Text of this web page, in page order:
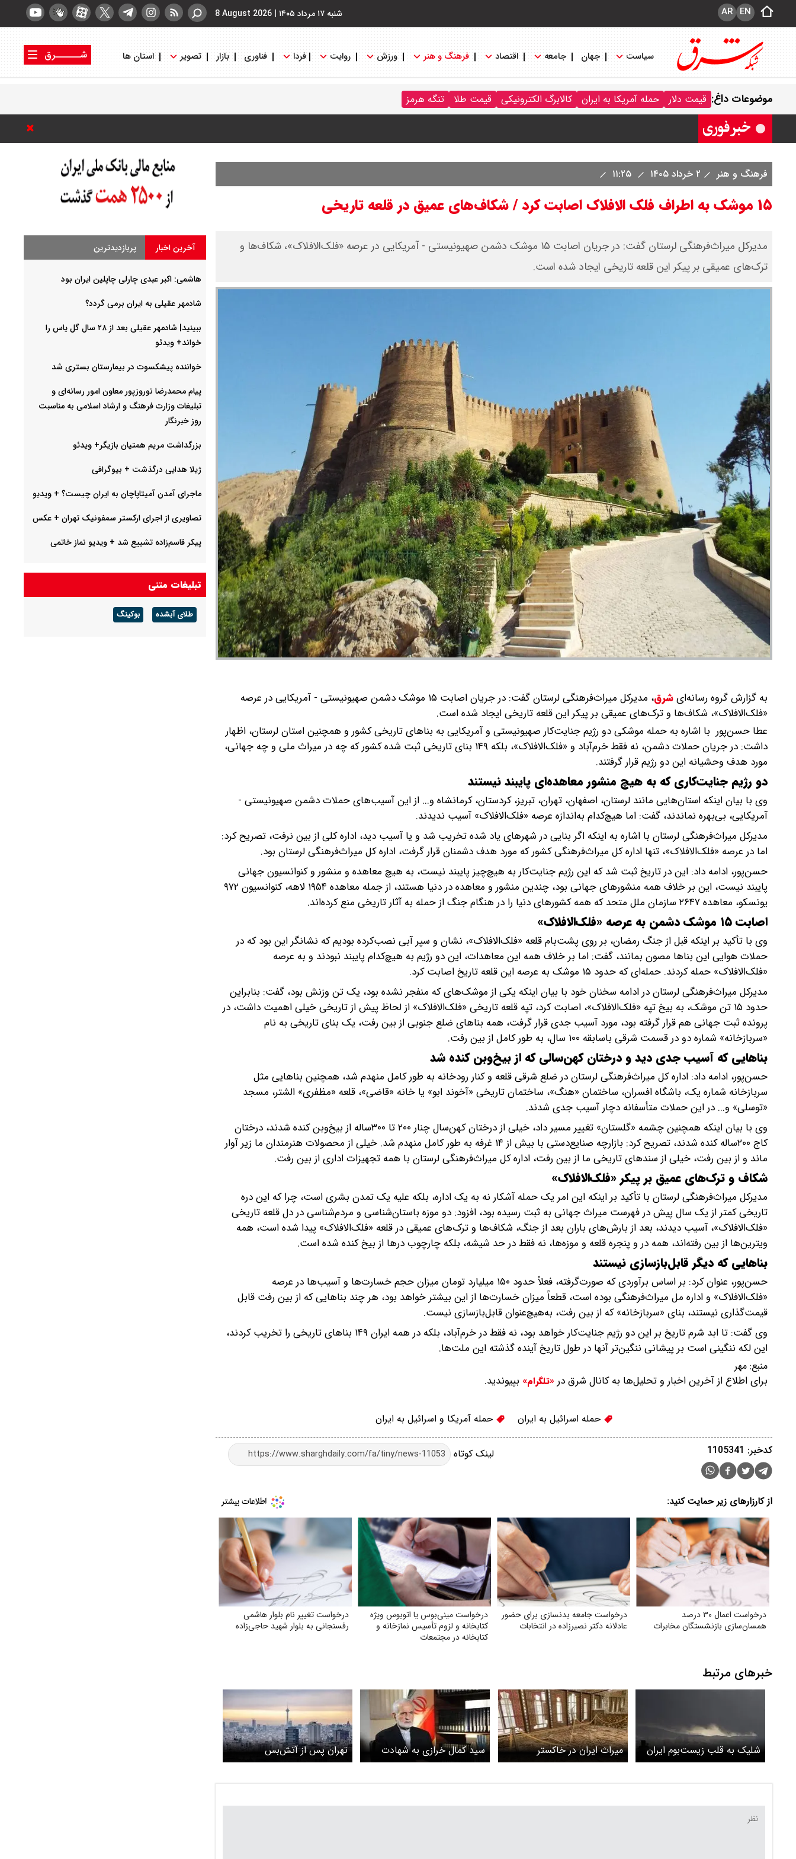
شنبه ۱۷ مرداد ۱۴۰۵ |
8 August 2026 EN
AR
سیاست جهان جامعه اقتصاد فرهنگ و هنر ورزش روایت فردا فناوری بازار تصویر استان ها
شــــــرق
موضوعات داغ: قیمت دلار حمله آمریکا به ایران کالابرگ الکترونیکی قیمت طلا تنگه هرمز
قیمت سکه پارسیان امروز شنبه ۱۷ مرداد ۱۴۰۵ / سکه پارسیان ۲۰۰ سوتی چند؟ + جدول
فرهنگ و هنر ۲ خرداد ۱۴۰۵
۱۵ موشک به اطراف فلک الافلاک اصابت کرد / شکاف‌های عمیق در قلعه تاریخی
مدیرکل میراث‌فرهنگی لرستان گفت: در جریان اصابت ۱۵ موشک دشمن صهیونیستی - آمریکایی در عرصه «فلک‌الافلاک»، شکاف‌ها و
ترک‌های عمیقی بر پیکر این قلعه تاریخی ایجاد شده است.
به گزارش گروه رسانه‌ایشرق،
مدیرکل میراث‌فرهنگی لرستان گفت: در جریان اصابت ۱۵ موشک دشمن صهیونیستی - آمریکایی در عرصه
«فلک‌الافلاک»، شکاف‌ها و ترک‌های عمیقی بر پیکر این قلعه تاریخی ایجاد شده است.
عطا حسن‌پور با اشاره به حمله موشکی دو رژیم جنایت‌کار صهیونیستی و آمریکایی به بناهای تاریخی کشور و همچنین استان لرستان، اظهار
داشت: در جریان حملات دشمن، نه فقط خرم‌آباد و «فلک‌الافلاک»، بلکه ۱۴۹ بنای تاریخی ثبت شده کشور که چه در میراث ملی و چه جهانی،
مورد هدف وحشیانه این دو رژیم قرار گرفتند.
دو رژیم جنایت‌کاری که به هیچ منشور معاهده‌ای پایبند نیستند
وی با بیان اینکه استان‌هایی مانند لرستان، اصفهان، تهران، تبریز، کردستان، کرمانشاه و... از این آسیب‌های حملات دشمن صهیونیستی -
آمریکایی، بی‌بهره نماندند، گفت: اما هیچ‌کدام به‌اندازه عرصه «فلک‌الافلاک» آسیب ندیدند.
مدیرکل میراث‌فرهنگی لرستان با اشاره به اینکه اگر بنایی در شهرهای یاد شده تخریب شد و یا آسیب دید، اداره کلی از بین نرفت، تصریح کرد:
اما در عرصه «فلک‌الافلاک»، تنها اداره کل میراث‌فرهنگی کشور که مورد هدف دشمنان قرار گرفت، اداره کل میراث‌فرهنگی لرستان بود.
حسن‌پور، ادامه داد: این در تاریخ ثبت شد که این رژیم جنایت‌کار به هیچ‌چیز پایبند نیست، به هیچ معاهده و منشور و کنوانسیون جهانی
پایبند نیست، این بر خلاف همه منشورهای جهانی بود، چندین منشور و معاهده در دنیا هستند، از جمله معاهده ۱۹۵۴ لاهه، کنوانسیون ۹۷۲
یونسکو، معاهده ۲۶۴۷ سازمان ملل متحد که همه کشورهای دنیا را در هنگام جنگ از حمله به آثار تاریخی منع کرده‌اند.
اصابت ۱۵ موشک دشمن به عرصه «فلک‌الافلاک»
وی با تأکید بر اینکه قبل از جنگ رمضان، بر روی پشت‌بام قلعه «فلک‌الافلاک»، نشان و سپر آبی نصب‌کرده بودیم که نشانگر این بود که در
حملات هوایی این بناها مصون بمانند، گفت: اما بر خلاف همه این معاهدات، این دو رژیم به هیچ‌کدام پایبند نبودند و به عرصه
«فلک‌الافلاک» حمله کردند. حمله‌ای که حدود ۱۵ موشک به عرصه این قلعه تاریخ اصابت کرد.
مدیرکل میراث‌فرهنگی لرستان در ادامه سخنان خود با بیان اینکه یکی از موشک‌های که منفجر نشده بود، یک تن وزنش بود، گفت: بنابراین
حدود ۱۵ تن موشک، به بیخ تپه «فلک‌الافلاک»، اصابت کرد، تپه قلعه تاریخی «فلک‌الافلاک» از لحاظ پیش از تاریخی خیلی اهمیت داشت، در
پرونده ثبت جهانی هم قرار گرفته بود، مورد آسیب جدی قرار گرفت، همه بناهای ضلع جنوبی از بین رفت، یک بنای تاریخی به نام
«سربازخانه» شماره دو در قسمت شرقی باسابقه ۱۰۰ سال، به طور کامل از بین رفت.
بناهایی که آسیب جدی دید و درختان کهن‌سالی که از بیخ‌وبن کنده شد
حسن‌پور، ادامه داد: اداره کل میراث‌فرهنگی لرستان در ضلع شرقی قلعه و کنار رودخانه به طور کامل منهدم شد، همچنین بناهایی مثل
سربازخانه شماره یک، باشگاه افسران، ساختمان «هنگ»، ساختمان تاریخی «آخوند ابو» یا خانه «قاضی»، قلعه «مظفری» الشتر، مسجد
«توسلی» و... در این حملات متأسفانه دچار آسیب جدی شدند.
وی با بیان اینکه همچنین چشمه «گلستان» تغییر مسیر داد، خیلی از درختان کهن‌سال چنار ۲۰۰ تا ۳۰۰ساله از بیخ‌وبن کنده شدند، درختان
کاج ۲۰۰ساله کنده شدند، تصریح کرد: بازارچه صنایع‌دستی با بیش از ۱۴ غرفه به طور کامل منهدم شد. خیلی از محصولات هنرمندان ما زیر آوار
ماند و از بین رفت، خیلی از سندهای تاریخی ما از بین رفت، اداره کل میراث‌فرهنگی لرستان با همه تجهیزات اداری از بین رفت.
شکاف و ترک‌های عمیق بر پیکر «فلک‌الافلاک»
مدیرکل میراث‌فرهنگی لرستان با تأکید بر اینکه این امر یک حمله آشکار نه به یک اداره، بلکه علیه یک تمدن بشری است، چرا که این دره
تاریخی کمتر از یک سال پیش در فهرست میراث جهانی به ثبت رسیده بود، افزود: دو موزه باستان‌شناسی و مردم‌شناسی در دل قلعه تاریخی
«فلک‌الافلاک»، آسیب دیدند، بعد از بارش‌های باران بعد از جنگ، شکاف‌ها و ترک‌های عمیقی در قلعه «فلک‌الافلاک» پیدا شده است، همه
ویترین‌ها از بین رفته‌اند، همه در و پنجره قلعه و موزه‌ها، نه فقط در حد شیشه، بلکه چارچوب درها از بیخ کنده شده است.
بناهایی که دیگر قابل‌بازسازی نیستند
حسن‌پور، عنوان کرد: بر اساس برآوردی که صورت‌گرفته، فعلاً حدود ۱۵۰ میلیارد تومان میزان حجم خسارت‌ها و آسیب‌ها در عرصه
«فلک‌الافلاک» و اداره مل میراث‌فرهنگی بوده است، قطعاً میزان خسارت‌ها از این بیشتر خواهد بود، هر چند بناهایی که از بین رفت قابل
قیمت‌گذاری نیستند، بنای «سربازخانه» که از بین رفت، به‌هیچ‌عنوان قابل‌بازسازی نیست.
وی گفت: تا ابد شرم تاریخ بر این دو رژیم جنایت‌کار خواهد بود، نه فقط در خرم‌آباد، بلکه در همه ایران ۱۴۹ بناهای تاریخی را تخریب کردند،
این لکه ننگینی است بر پیشانی ننگین‌تر آنها در طول تاریخ آینده گذشته این ملت‌ها.
منبع: مهر
برای اطلاع از آخرین اخبار و تحلیل‌ها به کانال شرق در «تلگرام» بپیوندید.
حمله اسرائیل به ایران حمله آمریکا و اسرائیل به ایران
لینک کوتاه کدخبر: 1105341
از کارزارهای زیر حمایت کنید:
درخواست اعمال ۳۰ درصد
همسان‌سازی بازنشستگان مخابرات
درخواست جامعه بدنسازی برای حضور
عادلانه دکتر نصیرزاده در انتخابات
درخواست مینی‌بوس یا اتوبوس ویژه
کتابخانه و لزوم تأسیس نمازخانه و
کتابخانه در مجتمعات
درخواست تغییر نام بلوار هاشمی
رفسنجانی به بلوار شهید حاجی‌زاده
خبرهای مرتبط
شلیک به قلب زیست‌بوم ایران
میراث ایران در خاکستر
بی‌توجهی
سید کمال خرازی به شهادت
رسید
تهران پس از آتش‌بس
آخرین اخبار پربازدیدترین
هاشمی: اکبر عبدی چارلی چاپلین ایران بود
شادمهر عقیلی به ایران برمی گردد؟
ببینید| شادمهر عقیلی بعد از ۲۸ سال گل یاس را
خواند+ ویدئو
خواننده پیشکسوت در بیمارستان بستری شد
پیام محمدرضا نوروزپور معاون امور رسانه‌ای و
تبلیغات وزارت فرهنگ و ارشاد اسلامی به مناسبت
روز خبرنگار
بزرگداشت مریم همتیان بازیگر+ ویدئو
ژیلا هدایی درگذشت + بیوگرافی
ماجرای آمدن آمیتاپاچان به ایران چیست؟ + ویدیو
تصاویری از اجرای ارکستر سمفونیک تهران +‌ عکس
پیکر قاسم‌زاده تشییع شد + ویدیو نماز خاتمی
تبلیغات متنی
طلای آبشده بوکینگ